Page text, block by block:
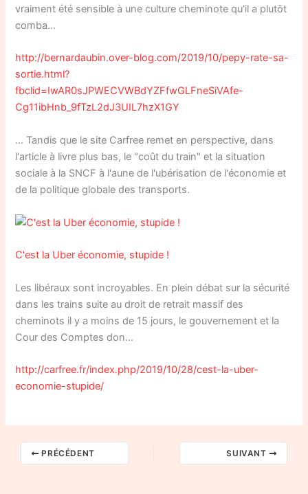
vraiment été sensible à une culture cheminote qu’il a plutôt
comba…
http://bernardaubin.over-blog.com/2019/10/pepy-rate-sa-
sortie.html?
fbclid=IwAR0sJPWECVWBdYZFfwGLFneSiVAfe-
Cg11ibHnb_9fTzL2dJ3UIL7hzX1GY
… Tandis que le site Carfree remet en perspective, dans
l'article à livre plus bas, le "coût du train" et la situation
sociale à la SNCF à l'aune de l'ubérisation de l'économie et
de la politique globale des transports.
C'est la Uber économie, stupide !
Les libéraux sont incroyables. En plein débat sur la sécurité
dans les trains suite au droit de retrait massif des
cheminots il y a moins de 15 jours, le gouvernement et la
Cour des Comptes don…
http://carfree.fr/index.php/2019/10/28/cest-la-uber-
economie-stupide/
PRÉCÉDENT SUIVANT